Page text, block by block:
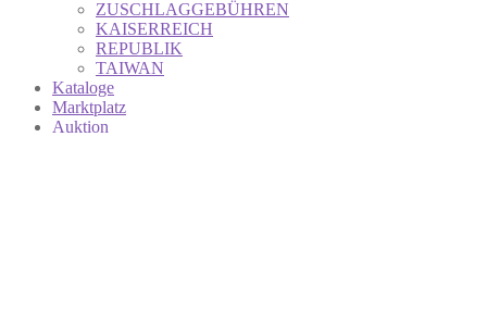
ZUSCHLAGGEBÜHREN
KAISERREICH
REPUBLIK
TAIWAN
Kataloge
Marktplatz
Auktion